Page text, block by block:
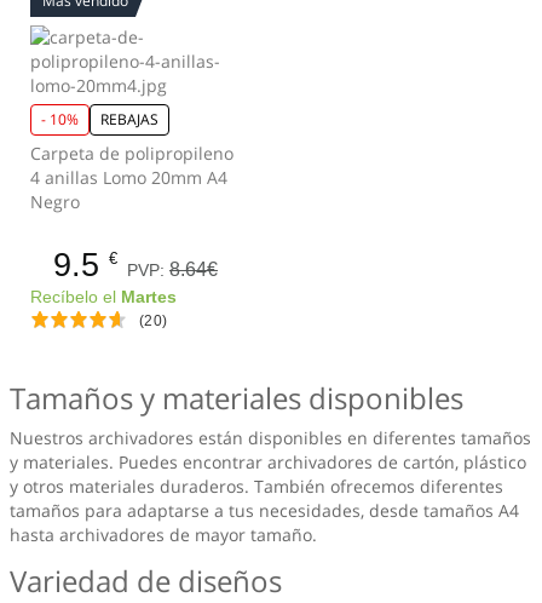
- 10% REBAJAS
Carpeta de polipropileno
4 anillas Lomo 20mm A4
Negro
9.5 €
PVP: 8.64€
Recíbelo el Martes
(20)
Tamaños y materiales disponibles
Nuestros archivadores están disponibles en diferentes tamaños
y materiales. Puedes encontrar archivadores de cartón, plástico
y otros materiales duraderos. También ofrecemos diferentes
tamaños para adaptarse a tus necesidades, desde tamaños A4
hasta archivadores de mayor tamaño.
Variedad de diseños